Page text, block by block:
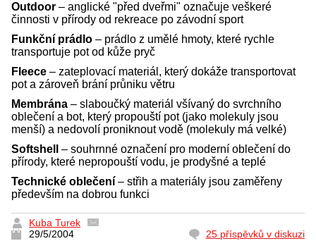
Outdoor – anglické "před dveřmi" označuje veškeré
činnosti v přírody od rekreace po závodní sport
Funkční prádlo – prádlo z umělé hmoty, které rychle
transportuje pot od kůže pryč
Fleece – zateplovací materiál, který dokáže transportovat
pot a zároveň brání průniku větru
Membrána – slaboučký materiál všívaný do svrchního
oblečení a bot, který propouští pot (jako molekuly jsou
menší) a nedovolí proniknout vodě (molekuly má velké)
Softshell
– souhrnné označení pro moderní oblečení do
přírody, které nepropouští vodu, je prodyšné a teplé
Technické oblečení – střih a materiály jsou zaměřeny
především na dobrou funkci
Kuba Turek
29/5/2004
25 příspěvků v diskuzi